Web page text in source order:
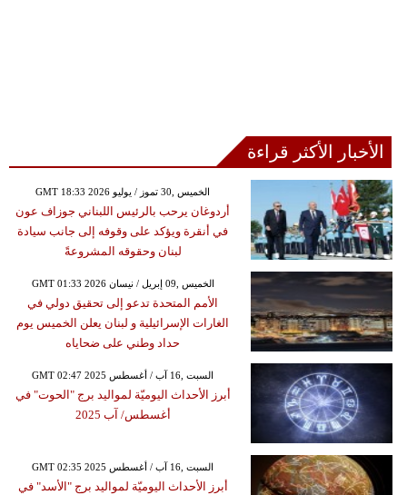
الأخبار الأكثر قراءة
GMT 18:33 2026 الخميس ,30 تموز / يوليو
أردوغان يرحب بالرئيس اللبناني جوزاف عون
في أنقرة ويؤكد على وقوفه إلى جانب سيادة
لبنان وحقوقه المشروعةً
GMT 01:33 2026 الخميس ,09 إبريل / نيسان
الأمم المتحدة تدعو إلى تحقيق دولي في
الغارات الإسرائيلية و لبنان يعلن الخميس يوم
حداد وطني على ضحاياه
GMT 02:47 2025 السبت ,16 آب / أغسطس
أبرز الأحداث اليوميّة لمواليد برج "الحوت" في
أغسطس/ آب 2025
GMT 02:35 2025 السبت ,16 آب / أغسطس
أبرز الأحداث اليوميّة لمواليد برج "الأسد" في